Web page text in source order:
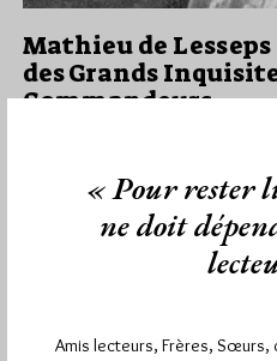
Mathieu de
des Grands
Commandeurs
Gérard Galtier, l'auteur de cet
en France et au Mali. Il est…
« Pour rester
ne doit
Amis lecteurs, Frères, Sœurs,